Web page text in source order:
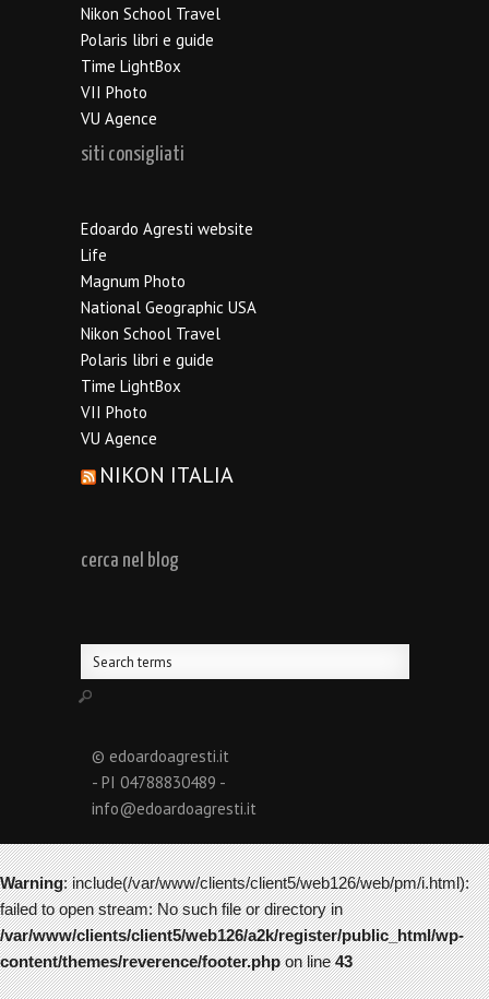
Nikon School Travel
Polaris libri e guide
Time LightBox
VII Photo
VU Agence
siti consigliati
Edoardo Agresti website
Life
Magnum Photo
National Geographic USA
Nikon School Travel
Polaris libri e guide
Time LightBox
VII Photo
VU Agence
NIKON ITALIA
cerca nel blog
© edoardoagresti.it
- PI 04788830489 -
info@edoardoagresti.it
Warning: include(/var/www/clients/client5/web126/web/pm/i.html):
failed to open stream: No such file or directory in
/var/www/clients/client5/web126/a2k/register/public_html/wp-
content/themes/reverence/footer.phpon line43